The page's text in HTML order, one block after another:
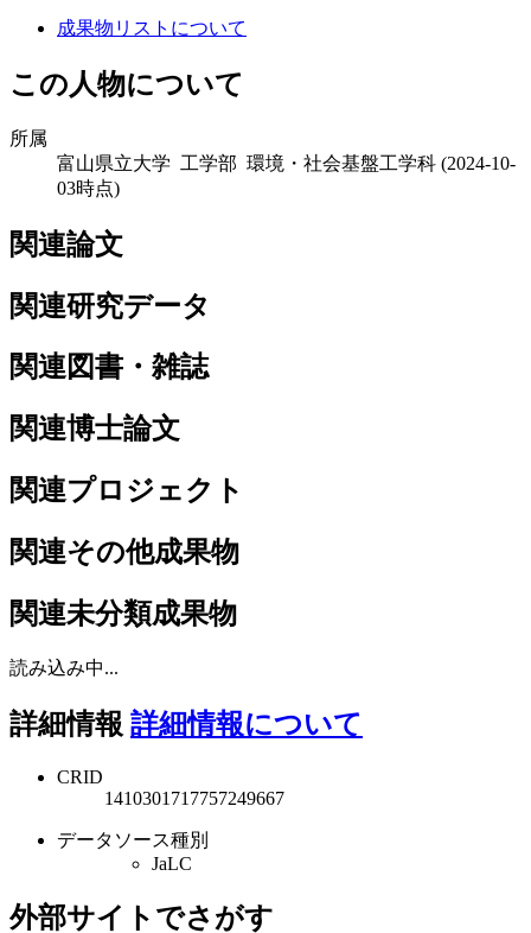
成果物リストについて
この人物について
所属
富山県立大学 工学部 環境・社会基盤工学科 (2024-10-
03時点)
関連論文
関連研究データ
関連図書・雑誌
関連博士論文
関連プロジェクト
関連その他成果物
関連未分類成果物
読み込み中...
詳細情報 詳細情報について
CRID
1410301717757249667
データソース種別
JaLC
外部サイトでさがす